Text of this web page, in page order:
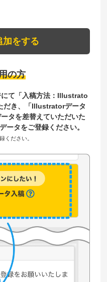
加をする
の方
にて「入稿方法：Illustrato
だき、「Illustratorデータ
タを差替えていただいた
タをご登録ください。
ください。